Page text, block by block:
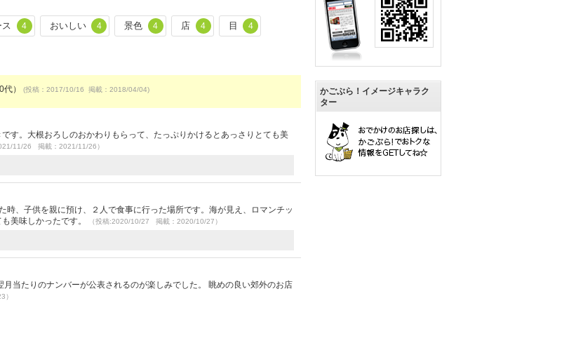
ス 4 おいしい 4 景色 4 店 4 目 4
代） (投稿：2017/10/16 掲載：2018/04/04)
す。大根おろしのおかわりもらって、たっぷりかけるとあっさりとても美
11/26 掲載：2021/11/26）
、子供を親に預け、２人で食事に行った場所です。海が見え、ロマンチッ
美味しかったです。
（投稿:2020/10/27 掲載：2020/10/27）
当たりのナンバーが公表されるのが楽しみでした。 眺めの良い郊外のお店
）
かごぶら！イメージキャラク
ター